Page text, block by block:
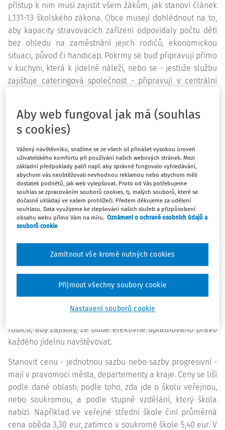
přístup k nim musí zajistit všem žákům, jak stanoví článek
L.131-13 školského zákona. Obce musejí dohlédnout na to,
aby kapacity stravovacích zařízení odpovídaly počtu dětí
bez ohledu na zaměstnání jejich rodičů, ekonomickou
situaci, původ či handicap. Pokrmy se buď připravují přímo
v kuchyni, která k jídelně náleží, nebo se - jestliže službu
zajišťuje cateringová společnost - připravují v centrální
Poskytovat stravovací služby na středních školách je
naopak povinné. Zajišťují je krajské rady či rady působící v
jednotlivých departementech. Vzhledem k tomu, že 93 %
škol má vlastní kuchyni, se pokrmy připravují přímo na
místě, ovšem centrální kuchyně může jejich přípravu řídit.
V 89 % případů jsou samoobslužné.
Ceny
Ceny školního stravování jsou největší překážkou, která
brání přístupu všech dětí do školní jídelny. Náklady na
navštěvující základní školu činí za rok v
průměru 400 eur. Čtyřicet procent dětí z hůře postavených
rodin se tak nestravuje ve školních jídelnách, zatímco ve
vyšší socioprofesní skupině je to pouze sedmnáct procent.
Za účelem snížení těchto nerovností mohou samosprávné
rodičů, aby zajistily, že bude efektivně uplatňováno právo
každého jídelnu navštěvovat.
Stanovit cenu - jednotnou sazbu nebo sazby progresivní -
mají v pravomoci města, departementy a kraje. Ceny se liší
podle dané oblasti, podle toho, zda jde o školu veřejnou,
nebo soukromou, a podle stupně vzdělání, který škola
nabízí. Například ve veřejné střední škole činí průměrná
cena oběda 3,30 eur, zatímco v soukromé škole 5,40 eur. V
Aby web fungoval jak má (souhlas
s cookies)
Vážený návštěvníku, snažíme se ze všech sil přinášet vysokou úroveň
uživatelského komfortu při používání našich webových stránek. Mezi
základní předpoklady patří např. aby správně fungovalo vyhledávání,
abychom vás neobtěžovali nevhodnou reklamou nebo abychom měli
dostatek podnětů, jak web vylepšovat. Proto od Vás potřebujeme
souhlas se zpracováním souborů cookies, tj. malých souborů, které se
dočasně ukládají ve vašem prohlížeči. Předem děkujeme za udělení
souhlasu. Data využijeme ke zlepšování našich služeb a přizpůsobení
obsahu webu přímo Vám na míru. Oznámení o ochraně osobních údajů a
souborů cookie
Nastavení souborů cookie
Zamítnout vše kromě nutných cookies
Přijmout všechny soubory cookie